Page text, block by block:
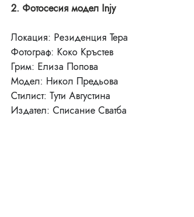
2. Фотосесия модел Injy
Локация: Резиденция Тера
Фотограф: Коко Кръстев
Грим: Елиза Попова
Модел: Никол Предьова
Стилист: Тути Августина
Издател: Списание Сватба